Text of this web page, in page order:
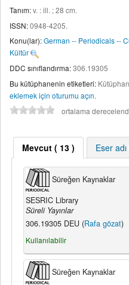
Tanım:v. : ill. ; 28 cm.
ISSN:0948-4205.
Konu(lar):German -- Periodicals --
Kültür
DDC sınıflandırma:306.19305
Bu kütüphanenin etiketleri:
eklemek için oturumu açın.
ortalama
Mevcut( 13 ) Eser
Süreğen Kaynaklar
SESRIC Library
Süreli Yayınlar
306.19305 DEU (Rafa gözat)
Kullanılabilir
Süreğen Kaynaklar